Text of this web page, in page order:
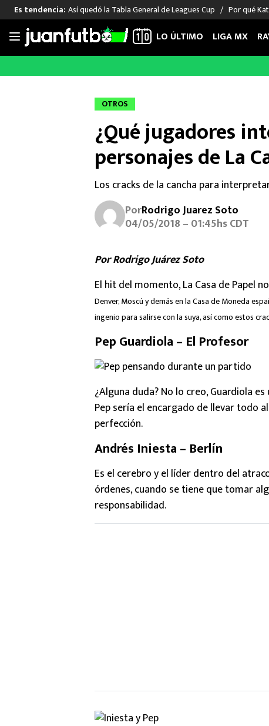
Saltar
Es tendencia: Así quedó la Tabla General de Leagues Cup Por qué
LIGA MX
Chivas de Guadalajara
Liga MX Femenil
FUT INTERNACIONAL
Las Noticias
Selección Mexicana
Champions League
Europa League
Real Madrid
Barcelona
Memo
Edson
Santiago
Rodrigo
LO ÚLTIMO LIGA MX
OTROS
¿Qué jugadores
personajes de La
Los cracks de la cancha para
PorRodrigo Juarez Soto
04/05/2018 – 01:45hs CDT
Por Rodrigo Juárez Soto
El hit del momento, La Casa de Papel
Denver, Moscú y demás en la Casa de Moneda
ingenio para salirse con la suya, así como estos
Pep Guardiola – El Profesor
¿Alguna duda? No lo creo, Guardiola
Pep sería el encargado de llevar todo
perfección.
Andrés Iniesta – Berlín
Es el cerebro y el líder dentro del
órdenes, cuando se tiene que tomar
responsabilidad.